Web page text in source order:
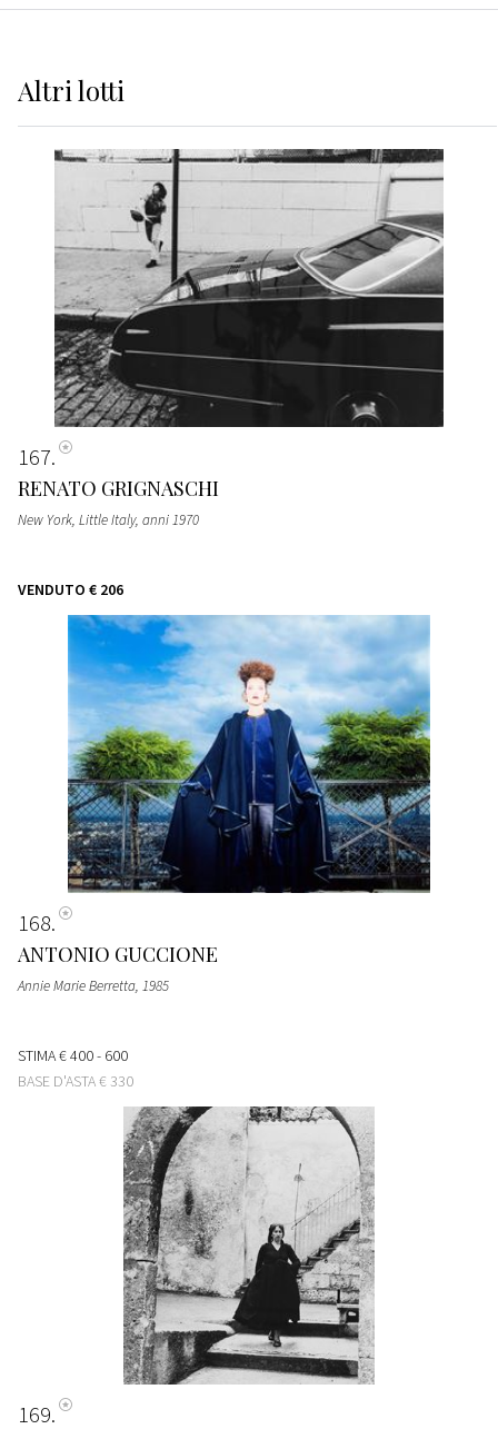
Altrilotti
167
RENATO GRIGNASCHI
New York, Little Italy, anni 1970
VENDUTO € 206
168
ANTONIO GUCCIONE
Annie Marie Berretta, 1985
STIMA€ 400 - 600
BASE D'ASTA€ 330
169